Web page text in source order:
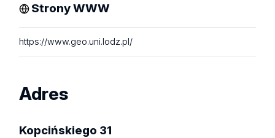
Strony WWW
https://www.geo.uni.lodz.pl/
Adres
Kopcińskiego 31